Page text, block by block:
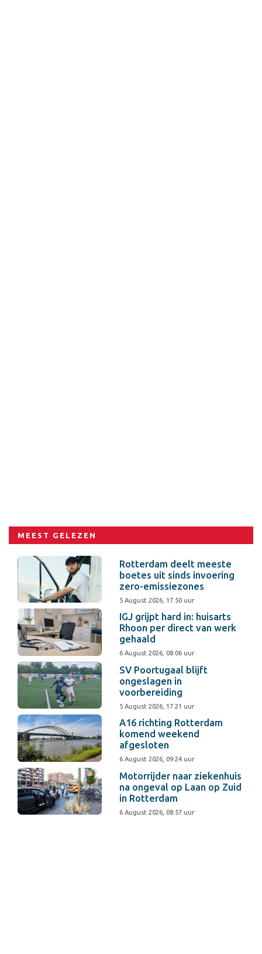
MEEST GELEZEN
Rotterdam deelt meeste
boetes uit sinds invoering
zero-emissiezones
5 August 2026, 17:50 uur
IGJ grijpt hard in: huisarts
Rhoon per direct van werk
gehaald
6 August 2026, 08:06 uur
SV Poortugaal blijft
ongeslagen in
voorbereiding
5 August 2026, 17:21 uur
A16 richting Rotterdam
komend weekend
afgesloten
6 August 2026, 09:24 uur
Motorrijder naar ziekenhuis
na ongeval op Laan op Zuid
in Rotterdam
6 August 2026, 08:57 uur